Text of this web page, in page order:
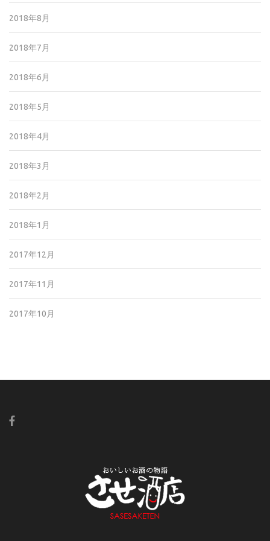
2018年8月
2018年7月
2018年6月
2018年5月
2018年4月
2018年3月
2018年2月
2018年1月
2017年12月
2017年11月
2017年10月